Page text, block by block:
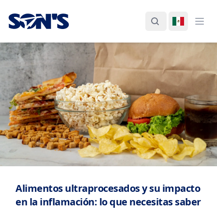
Laboratorios Química Son's
BuscarCambiar
Alimentos ultraprocesados y su impacto
en la inflamación: lo que necesitas saber